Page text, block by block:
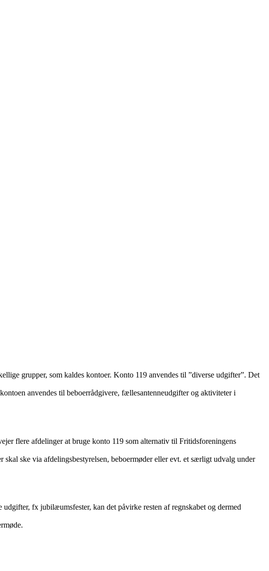
grupper, som kaldes kontoer. Konto 119 anvendes til ”diverse udgifter”. Det
anvendes til beboerrådgivere, fællesantenneudgifter og aktiviteter i
flere afdelinger at bruge konto 119 som alternativ til Fritidsforeningens
ske via afdelingsbestyrelsen, beboermøder eller evt. et særligt udvalg under
fx jubilæumsfester, kan det påvirke resten af regnskabet og dermed